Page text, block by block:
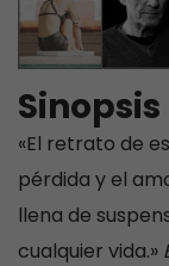
Sinopsis
«El retrato de
pérdida y el
llena de
cualquier vida.»